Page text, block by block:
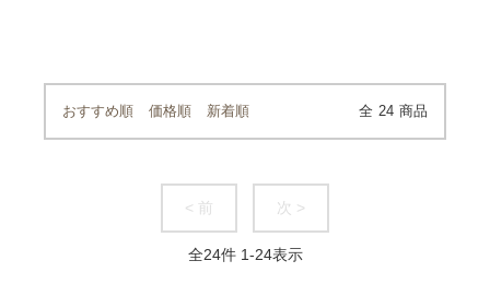
おすすめ順 価格順 新着順 全 24 商品
< 前 次 >
全24件 1-24表示